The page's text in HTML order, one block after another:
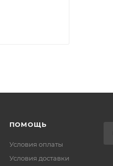
ПОМОЩЬ
Условия оплаты
Условия доставки